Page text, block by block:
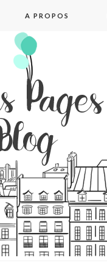
A PROPOS
blog